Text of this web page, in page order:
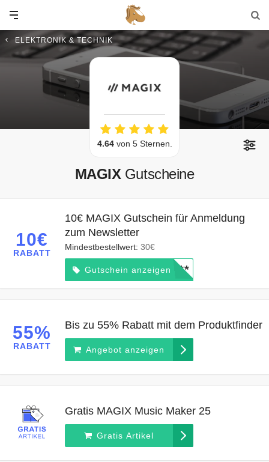
ELEKTRONIK & TECHNIK
4.64von 5 Sternen.
MAGIX Gutscheine
10€
RABATT
10€ MAGIX Gutschein für Anmeldung
zum Newsletter
Mindestbestellwert: 30€
Gutschein anzeigen*****
55%
RABATT
Bis zu 55% Rabatt mit dem Produktfinder
Angebot anzeigen
Gratis MAGIX Music Maker 25
Gratis Artikel